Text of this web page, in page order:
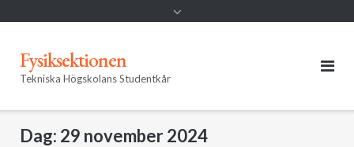
Fysiksektionen
Tekniska Högskolans Studentkår
Dag: 29 november 2024